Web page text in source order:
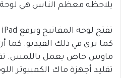
يلاحظه معظم الناس هي لوحة
كما ترى في ذلك الفيديو. كما
ماوس خاص يعمل باللمس.
تقليد أجهزة ماك الكمبيوتر